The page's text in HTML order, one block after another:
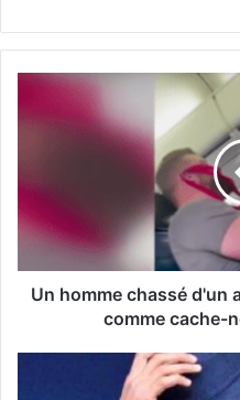
Un homme chassé d'un
comme cache-